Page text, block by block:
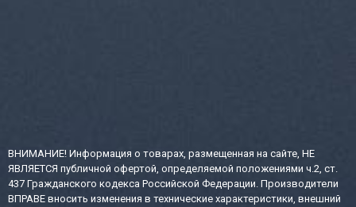
ВНИМАНИЕ! Информация о товарах, размещенная на сайте, НЕ
ЯВЛЯЕТСЯ публичной офертой, определяемой положениями ч.2, ст.
437 Гражданского кодекса Российской Федерации. Производители
ВПРАВЕ вносить изменения в технические характеристики, внешний